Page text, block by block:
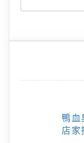
鴨血
店家